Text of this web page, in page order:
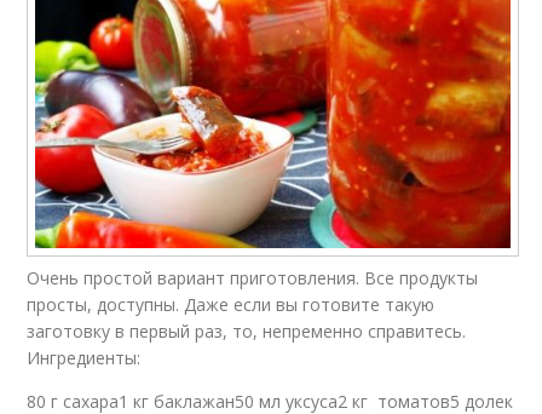
Очень простой вариант приготовления. Все продукты
просты, доступны. Даже если вы готовите такую
заготовку в первый раз, то, непременно справитесь.
Ингредиенты:
80 г сахара1 кг баклажан50 мл уксуса2 кг томатов5 долек